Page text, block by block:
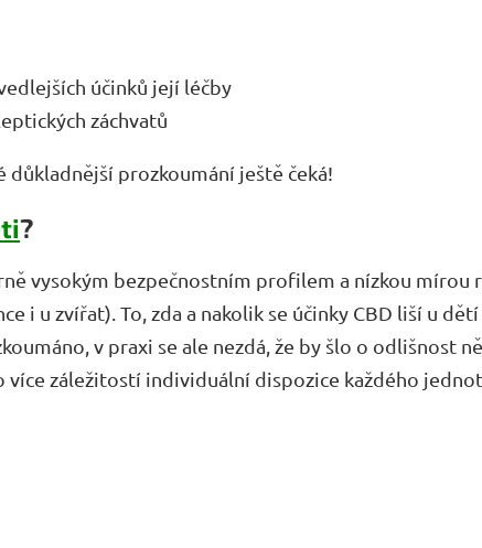
účinků její léčby
záchvatů
důkladnější prozkoumání ještě čeká!
?
vysokým bezpečnostním profilem a nízkou mírou
i u zvířat). To, zda a nakolik se účinky CBD liší u dětí
v praxi se ale nezdá, že by šlo o odlišnost
více záležitostí individuální dispozice každého